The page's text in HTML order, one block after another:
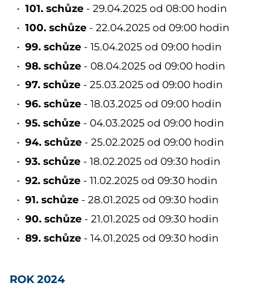
101. schůze- 29.04.2025 od 08:00 hodin
100. schůze- 22.04.2025 od 09:00 hodin
99. schůze- 15.04.2025 od 09:00 hodin
98. schůze- 08.04.2025 od 09:00 hodin
97. schůze- 25.03.2025 od 09:00 hodin
96. schůze- 18.03.2025 od 09:00 hodin
95. schůze- 04.03.2025 od 09:00 hodin
94. schůze- 25.02.2025 od 09:00 hodin
93. schůze- 18.02.2025 od 09:30 hodin
92. schůze- 11.02.2025 od 09:30 hodin
91. schůze- 28.01.2025 od 09:30 hodin
90. schůze- 21.01.2025 od 09:30 hodin
89. schůze- 14.01.2025 od 09:30 hodin
ROK 2024